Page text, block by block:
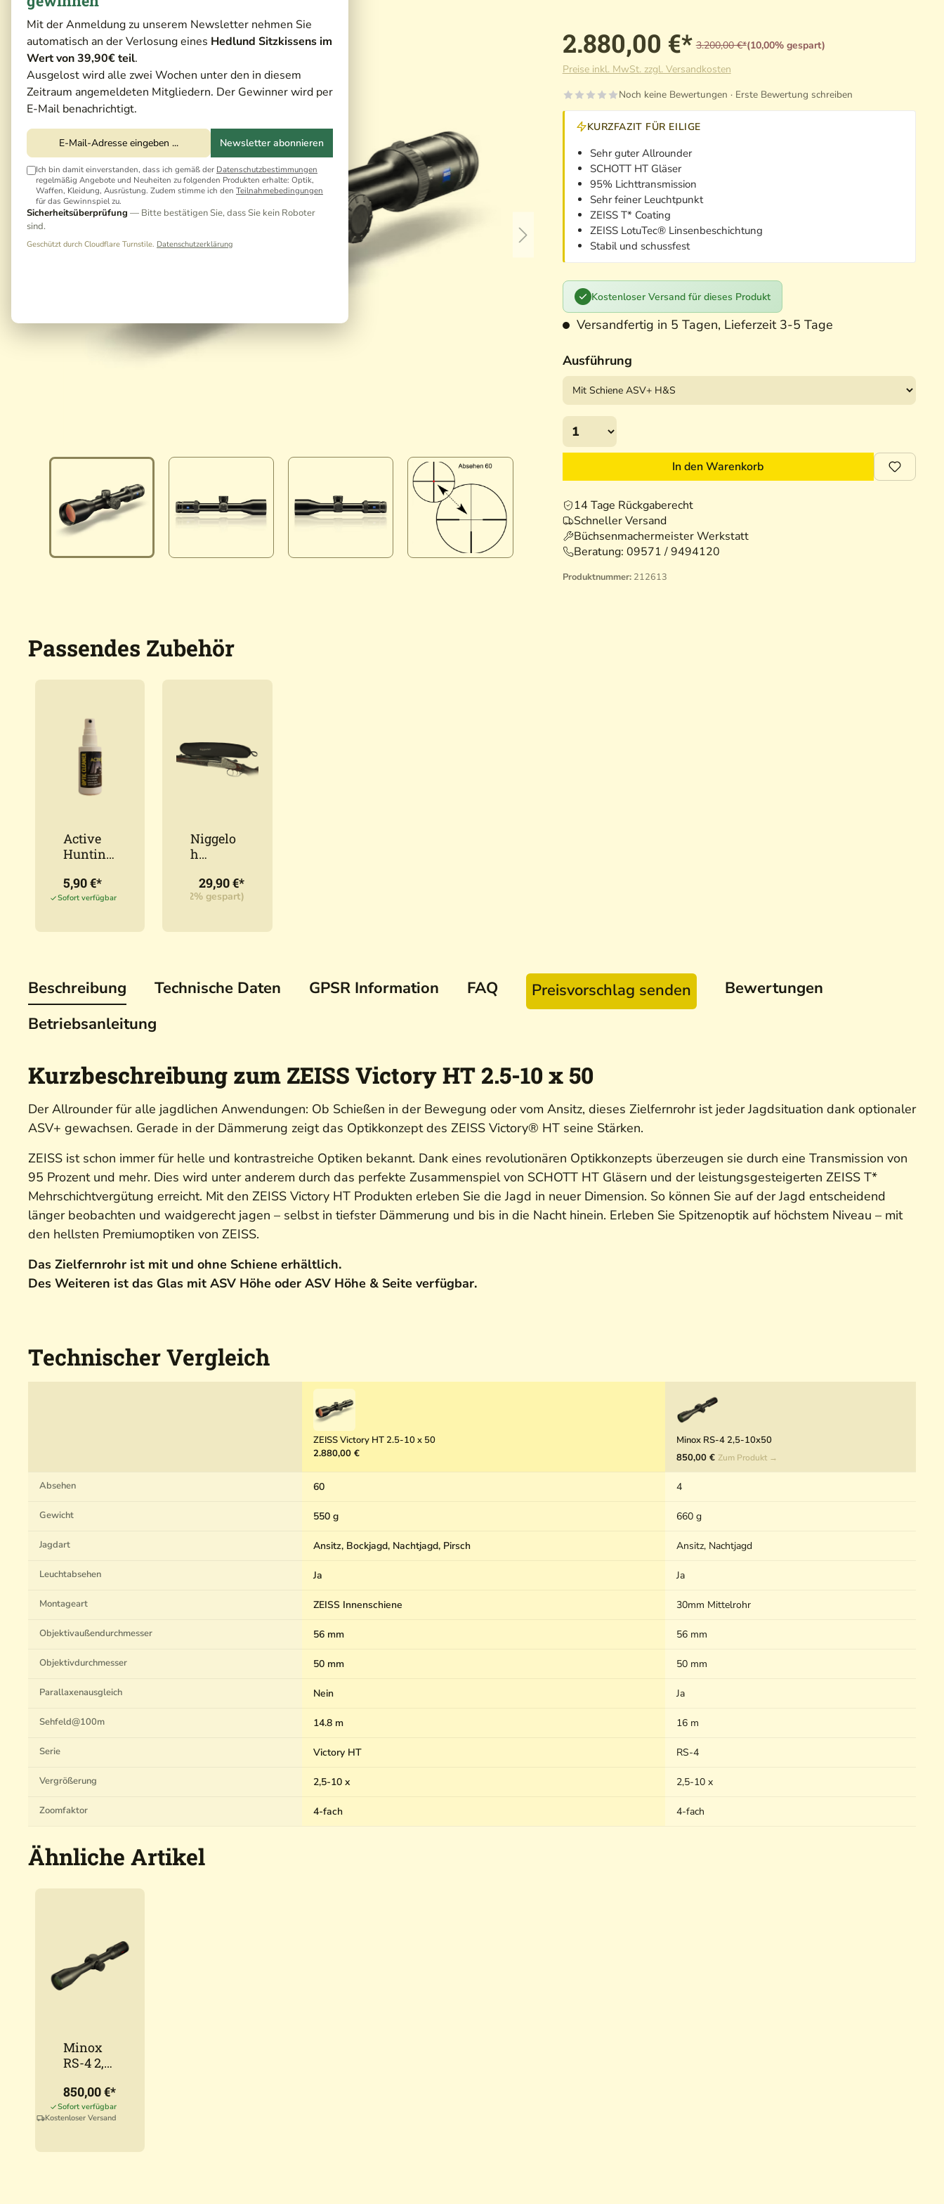
Mit der Anmeldung zu unserem Newsletter nehmen Sie
automatisch an der Verlosung eines Hedlund Sitzkissens im
Wert von 39,90€ teil.
Ausgelost wird alle zwei Wochen unter den in diesem
Zeitraum angemeldeten Mitgliedern. Der Gewinner wird per
E-Mail benachrichtigt.
Newsletter abonnieren
Ich bin damit einverstanden, dass ich gemäß der Datenschutzbestimmungen
regelmäßig Angebote und Neuheiten zu folgenden Produkten erhalte: Optik,
Waffen, Kleidung, Ausrüstung. Zudem stimme ich den Teilnahmebedingungen
für das Gewinnspiel zu.
Sicherheitsüberprüfung — Bitte bestätigen Sie, dass Sie kein Roboter
sind.
Geschützt durch Cloudflare Turnstile. Datenschutzerklärung
2.880,00 €* 3.200,00 €*(10,00% gespart)
Preise inkl. MwSt. zzgl. Versandkosten
Noch keine Bewertungen · Erste Bewertung schreiben
KURZFAZIT FÜR EILIGE
Sehr guter Allrounder
SCHOTT HT Gläser
95% Lichttransmission
Sehr feiner Leuchtpunkt
ZEISS T* Coating
ZEISS LotuTec® Linsenbeschichtung
Stabil und schussfest
Kostenloser Versand für dieses Produkt
Versandfertig in 5 Tagen, Lieferzeit 3-5 Tage
Ausführung
In den Warenkorb
14 Tage Rückgaberecht
Schneller Versand
Büchsenmachermeister Werkstatt
Beratung: 09571 / 9494120
Produktnummer: 212613
Passendes Zubehör
Active
Hunting
niger
50ml
5,90 €*
Sofort verfügbar
Niggelo
h
ohr
Cover
29,90 €*
UVP: (9,12% gespart)
Beschreibung Technische Daten GPSR Information FAQ Preisvorschlag senden
Bewertungen
Betriebsanleitung
Kurzbeschreibung zum ZEISS Victory HT 2.5-10 x 50
Der Allrounder für alle jagdlichen Anwendungen: Ob Schießen in der Bewegung oder vom Ansitz, dieses Zielfernrohr ist jeder Jagdsituation dank optionaler
ASV+ gewachsen. Gerade in der Dämmerung zeigt das Optikkonzept des ZEISS Victory® HT seine Stärken.
ZEISS ist schon immer für helle und kontrastreiche Optiken bekannt. Dank eines revolutionären Optikkonzepts überzeugen sie durch eine Transmission von
95 Prozent und mehr. Dies wird unter anderem durch das perfekte Zusammenspiel von SCHOTT HT Gläsern und der leistungsgesteigerten ZEISS T*
Mehrschichtvergütung erreicht. Mit den ZEISS Victory HT Produkten erleben Sie die Jagd in neuer Dimension. So können Sie auf der Jagd entscheidend
länger beobachten und waidgerecht jagen – selbst in tiefster Dämmerung und bis in die Nacht hinein. Erleben Sie Spitzenoptik auf höchstem Niveau – mit
den hellsten Premiumoptiken von ZEISS.
Das Zielfernrohr ist mit und ohne Schiene erhältlich.
Des Weiteren ist das Glas mit ASV Höhe oder ASV Höhe & Seite verfügbar.
Technischer Vergleich
ZEISS Victory HT 2.5-10 x 50
2.880,00 €
Minox RS-4 2,5-10x50
850,00 € Zum Produkt →
Absehen 60 4
Gewicht 550 g 660 g
Jagdart Ansitz, Bockjagd, Nachtjagd, Pirsch Ansitz, Nachtjagd
Leuchtabsehen Ja Ja
Montageart ZEISS Innenschiene 30mm Mittelrohr
Objektivaußendurchmesser 56 mm 56 mm
Objektivdurchmesser 50 mm 50 mm
Parallaxenausgleich Nein Ja
Sehfeld@100m 14.8 m 16 m
Serie Victory HT RS-4
Vergrößerung 2,5-10 x 2,5-10 x
Zoomfaktor 4-fach 4-fach
Ähnliche Artikel
Minox
RS-4 2,5-
850,00 €*
Sofort verfügbar
Kostenloser Versand